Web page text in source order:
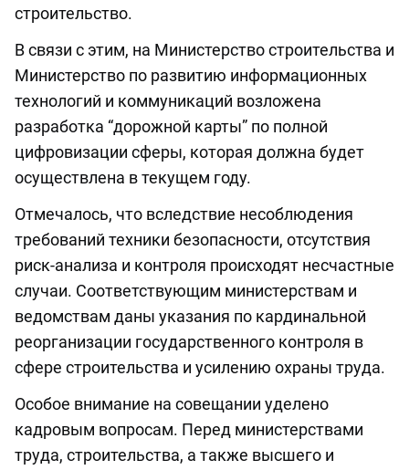
строительство.
В связи с этим, на Министерство строительства и
Министерство по развитию информационных
технологий и коммуникаций возложена
разработка “дорожной карты” по полной
цифровизации сферы, которая должна будет
осуществлена в текущем году.
Отмечалось, что вследствие несоблюдения
требований техники безопасности, отсутствия
риск-анализа и контроля происходят несчастные
случаи. Соответствующим министерствам и
ведомствам даны указания по кардинальной
реорганизации государственного контроля в
сфере строительства и усилению охраны труда.
Особое внимание на совещании уделено
кадровым вопросам. Перед министерствами
труда, строительства, а также высшего и